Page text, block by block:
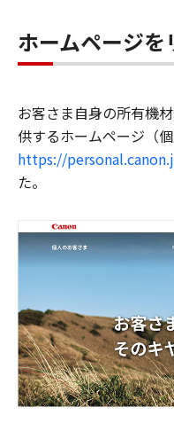
ホームページを
お客さま自身の所有機
供するホームページ（
https://
た。